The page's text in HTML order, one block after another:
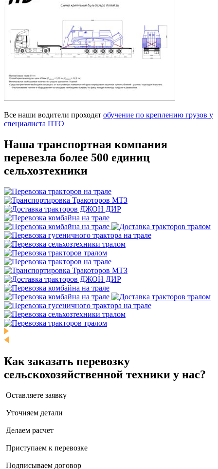
Все наши водители проходят обучение по креплению грузов у
специалиста ПТО
Наша транспортная компания
перевезла более 500 единиц
сельхозтехники
Как заказать перевозку
сельскохозяйственной техники у нас?
Оставляете заявку
Уточняем детали
Делаем расчет
Приступаем к перевозке
Подписываем договор